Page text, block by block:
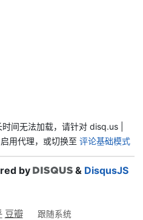
间无法加载，请针对 disq.us |
用代理，或切换至 评论基础模式
by & DisqusJS
豆瓣 跟随系统